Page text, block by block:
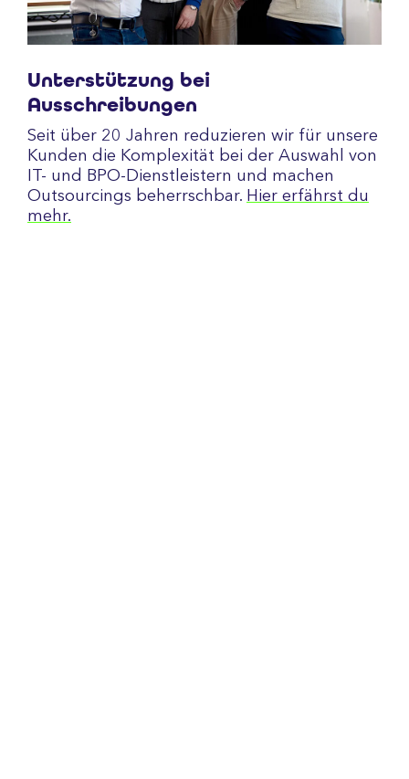
Unterstützung bei
Ausschreibungen
Seit über 20 Jahren reduzieren wir für unsere
Kunden die Komplexität bei der Auswahl von
IT- und BPO-Dienstleistern und machen
Outsourcings beherrschbar. Hier erfährst du
mehr.